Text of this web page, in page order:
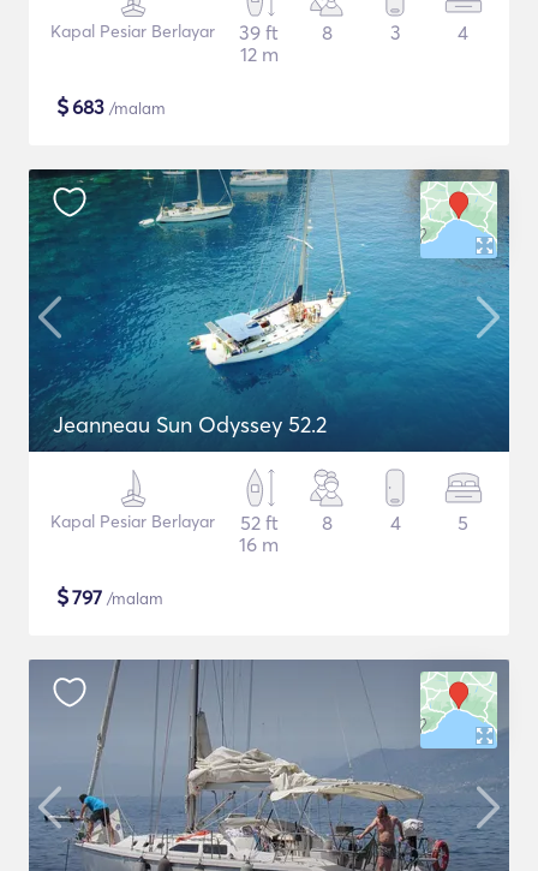
Kapal Pesiar Berlayar
39 ft
12 m
8 3 4
$683 /malam
Jeanneau Sun Odyssey 52.2
Kapal Pesiar Berlayar
52 ft
16 m
8 4 5
$797 /malam